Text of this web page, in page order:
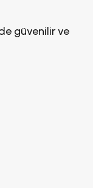
güvenilir ve